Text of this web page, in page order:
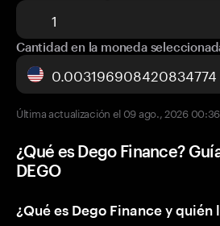
Cantidad en la moneda
Última actualización el 09 ago., 2026
¿Qué es Dego Finance?
DEGO
¿Qué es Dego Finance y quién